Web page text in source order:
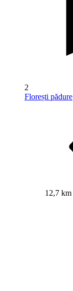
2
Florești pădure
12,7 km